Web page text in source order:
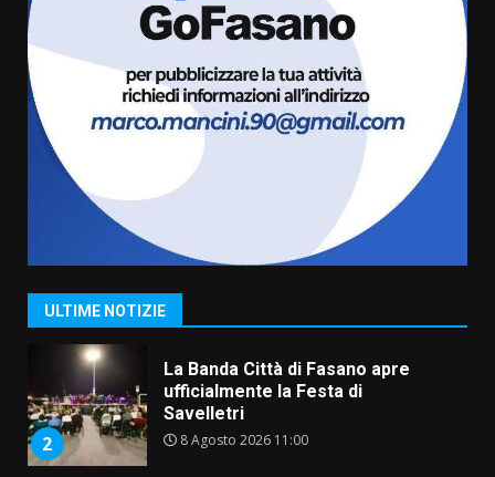
ULTIME NOTIZIE
6 Agosto 2026 18:13
Serie D, l’Us Fasano non molla e
conferma di voler ricorrere per
ottenere l’iscrizione
8 Agosto 2026 19:55
2
La Banda Città di Fasano apre
ufficialmente la Festa di
3
Savelletri in festa, domani sera
grande spettacolo con Uccio De
Santis
8 Agosto 2026 07:30